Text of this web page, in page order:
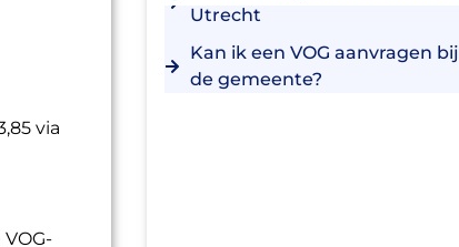
via
Utrecht
Kan ik een VOG aanvragen bij
de gemeente?